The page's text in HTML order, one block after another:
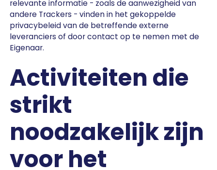
relevante informatie - zoals de aanwezigheid van
andere Trackers - vinden in het gekoppelde
privacybeleid van de betreffende externe
leveranciers of door contact op te nemen met de
Eigenaar.
Activiteiten die
strikt
noodzakelijk zijn
voor het